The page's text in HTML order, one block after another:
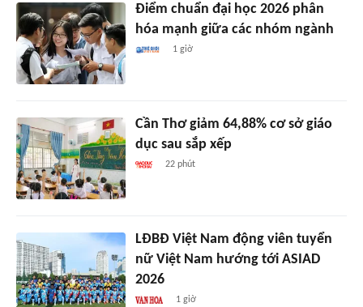
Điểm chuẩn đại học 2026 phân
hóa mạnh giữa các nhóm ngành
1 giờ
Cần Thơ giảm 64,88% cơ sở giáo
dục sau sắp xếp
22 phút
LĐBĐ Việt Nam động viên tuyển
nữ Việt Nam hướng tới ASIAD
2026
1 giờ